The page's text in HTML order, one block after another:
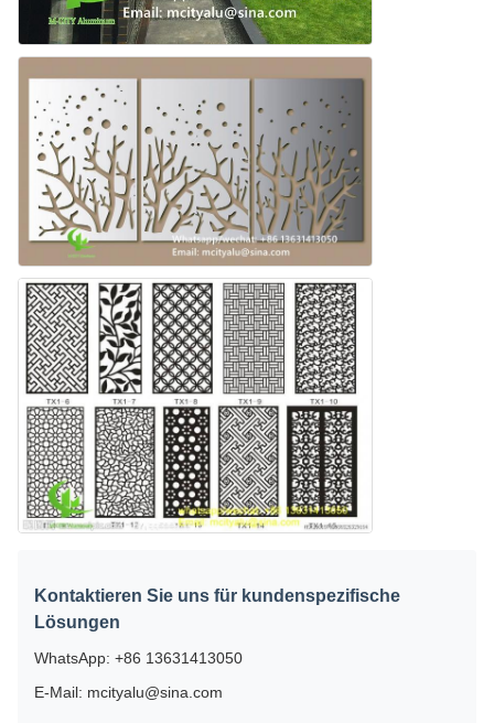
Kontaktieren Sie uns für kundenspezifische
Lösungen
WhatsApp: +86 13631413050
E-Mail: mcityalu@sina.com